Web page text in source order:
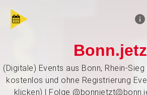
(Digitale) Events aus Bonn, Rhein-
kostenlos und ohne Registrierung
klicken) | Folge